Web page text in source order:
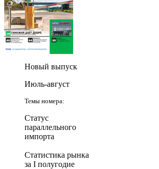
Новый выпуск
Июль-август
Темы номера:
Статус
параллельного
импорта
Статистика рынка
за I полугодие